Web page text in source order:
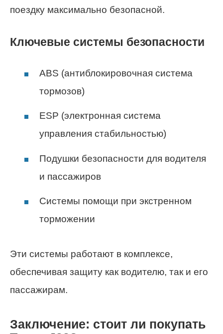
поездку максимально безопасной.
Ключевые системы безопасности
ABS (антиблокировочная система
тормозов)
ESP (электронная система
управления стабильностью)
Подушки безопасности для водителя
и пассажиров
Системы помощи при экстренном
торможении
Эти системы работают в комплексе,
обеспечивая защиту как водителю, так и его
пассажирам.
Заключение: стоит ли покупать